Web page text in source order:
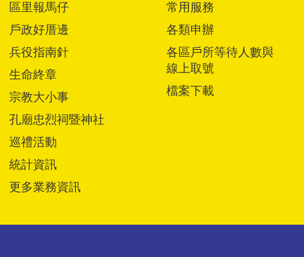
區里報馬仔
戶政好厝邊
兵役指南針
生命終章
宗教大小事
孔廟忠烈祠暨神社
巡禮活動
統計資訊
更多業務資訊
常用服務
各類申辦
各區戶所等待人數與
線上取號
檔案下載